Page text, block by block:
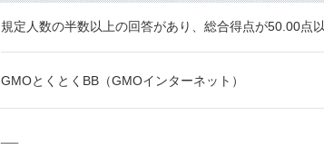
規定人数の半数以上の回答があり、総合得点が50.00点
GMOとくとくBB（GMOインターネット）